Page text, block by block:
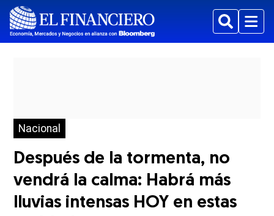
BuscarMenu
Nacional
Después de la tormenta, no
vendrá la calma: Habrá más
lluvias intensas HOY en estas